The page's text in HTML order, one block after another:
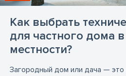
Как выбрать
для частного дома
местности?
Загородный дом или дача —